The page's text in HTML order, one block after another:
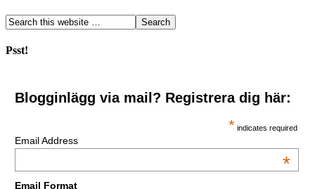
Psst!
Blogginlägg via mail? Registrera dig här:
* indicates required
Email Address
*
Email Format